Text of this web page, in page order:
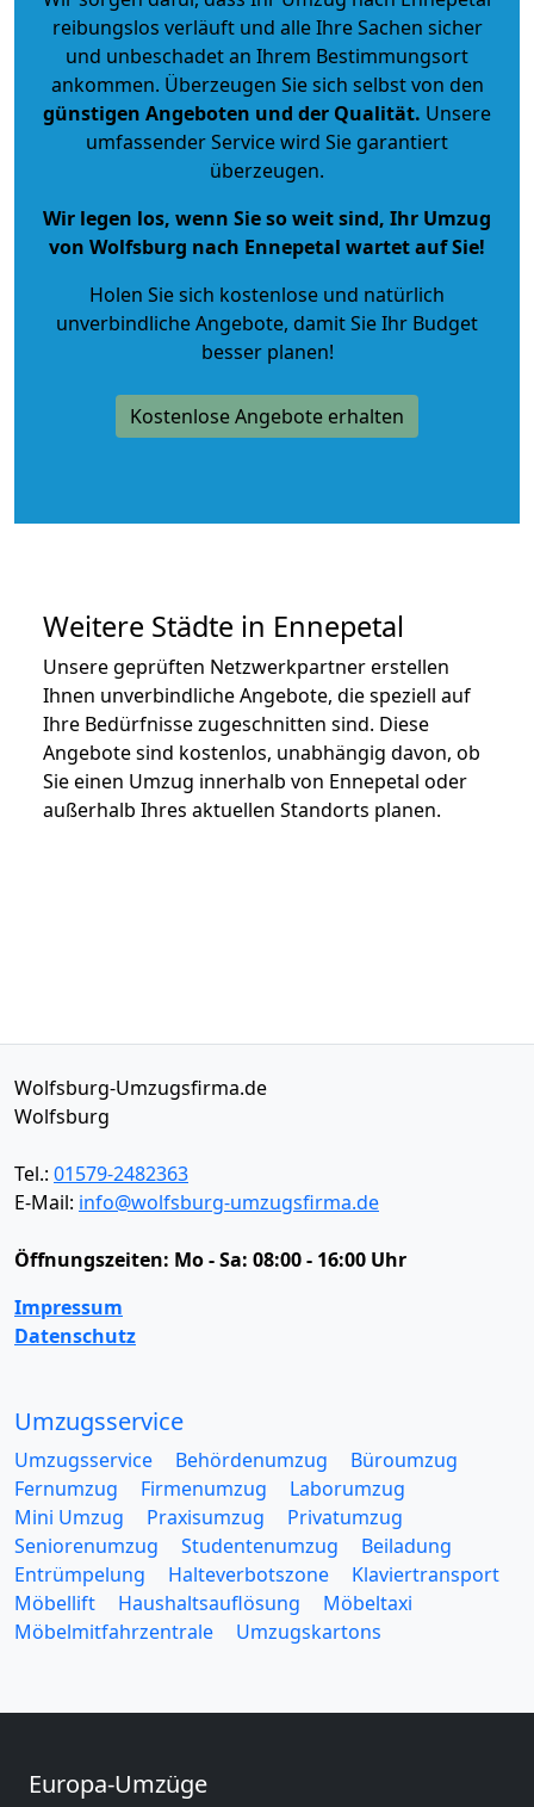
reibungslos verläuft und alle Ihre Sachen sicher
und unbeschadet an Ihrem Bestimmungsort
ankommen. Überzeugen Sie sich selbst von den
günstigen Angeboten und der Qualität. Unsere
umfassender Service wird Sie garantiert
überzeugen.
Wir legen los, wenn Sie so weit sind, Ihr Umzug
von Wolfsburg nach Ennepetal wartet auf Sie!
Holen Sie sich kostenlose und natürlich
unverbindliche Angebote, damit Sie Ihr Budget
besser planen!
Kostenlose Angebote erhalten
Weitere Städte in Ennepetal
Unsere geprüften Netzwerkpartner erstellen
Ihnen unverbindliche Angebote, die speziell auf
Ihre Bedürfnisse zugeschnitten sind. Diese
Angebote sind kostenlos, unabhängig davon, ob
Sie einen Umzug innerhalb von Ennepetal oder
außerhalb Ihres aktuellen Standorts planen.
Wolfsburg-Umzugsfirma.de
Wolfsburg
Tel.: 01579-2482363
E-Mail: info@wolfsburg-umzugsfirma.de
Öffnungszeiten: Mo - Sa: 08:00 - 16:00 Uhr
Impressum
Datenschutz
Umzugsservice
Umzugsservice Behördenumzug
Büroumzug
Fernumzug
Firmenumzug
Laborumzug
Mini Umzug
Praxisumzug
Privatumzug
Seniorenumzug
Studentenumzug
Beiladung
Entrümpelung
Halteverbotszone
Klaviertransport
Möbellift
Haushaltsauflösung
Möbeltaxi
Möbelmitfahrzentrale
Umzugskartons
Europa-Umzüge